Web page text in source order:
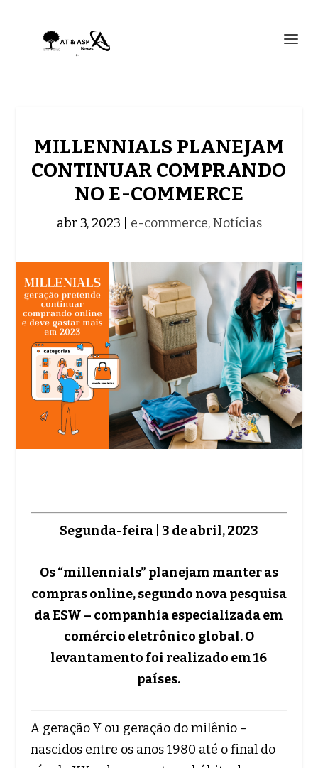
MILLENNIALS PLANEJAM
CONTINUAR COMPRANDO
NO E-COMMERCE
abr 3, 2023 e-commerce,Notícias
Segunda-feira | 3 de abril, 2023
Os “millennials” planejam manter as
compras online, segundo nova pesquisa
da ESW – companhia especializada em
comércio eletrônico global. O
levantamento foi realizado em 16
países.
A geração Y ou geração do milênio –
nascidos entre os anos 1980 até o final do